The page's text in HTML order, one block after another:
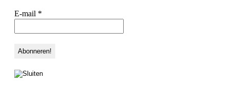
E-mail *